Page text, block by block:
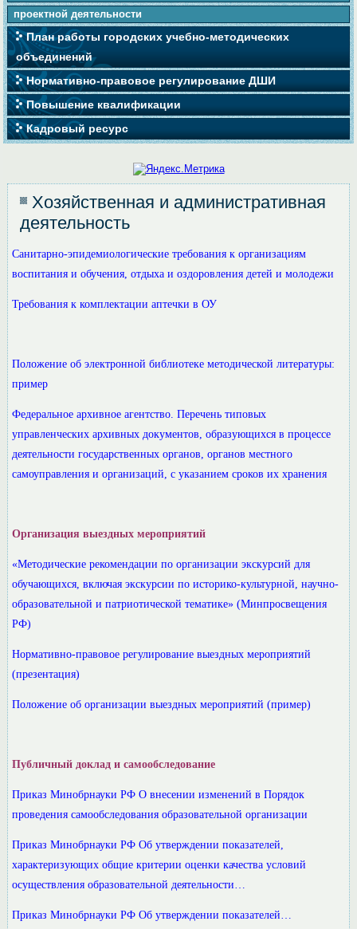
проектной деятельности
План работы городских учебно-методических
объединений
Нормативно-правовое регулирование ДШИ
Повышение квалификации
Кадровый ресурс
Хозяйственная и административная
деятельность
Санитарно-эпидемиологические требования к организациям
воспитания и обучения, отдыха и оздоровления детей и молодежи
Требования к комплектации аптечки в ОУ
Положение об электронной библиотеке методической литературы:
пример
Федеральное архивное агентство. Перечень типовых
управленческих архивных документов, образующихся в процессе
деятельности государственных органов, органов местного
самоуправления и организаций, с указанием сроков их хранения
Организация выездных мероприятий
«Методические рекомендации по организации экскурсий для
обучающихся, включая экскурсии по историко-культурной, научно-
образовательной и патриотической тематике» (Минпросвещения
РФ)
Нормативно-правовое регулирование выездных мероприятий
(презентация)
Положение об организации выездных мероприятий (пример)
Публичный доклад и самообследование
Приказ Минобрнауки РФ О внесении изменений в Порядок
проведения самообследования образовательной организации
Приказ Минобрнауки РФ Об утверждении показателей,
характеризующих общие критерии оценки качества условий
осуществления образовательной деятельности…
Приказ Минобрнауки РФ Об утверждении показателей…